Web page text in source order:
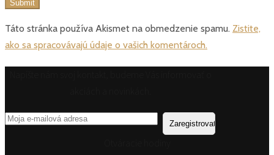
Táto stránka používa Akismet na obmedzenie spamu. Zistite,
ako sa spracovávajú údaje o vašich komentároch.